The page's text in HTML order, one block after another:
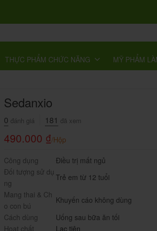
THỰC PHẨM CHỨC NĂNG MỸ PHẨM
Sedanxio
0 đánh giá 181 đã xem
490.000 ₫/Hộp
Công dụng
Điều trị mất ngủ
Đối tượng sử dụ
ng
Trẻ em từ 12 tuổi
Mang thai & Ch
o con bú
Khuyến cáo không dùng
Cách dùng
Uống sau bữa ăn tối
Hoạt chất
Lạc tiên